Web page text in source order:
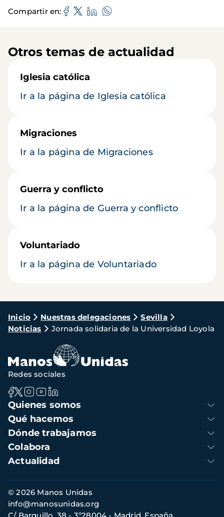
Compartir en
Otros temas de actualidad
Iglesia católica
Ir a la página de Iglesia católica
Migraciones
Ir a la página de Migraciones
Guerra y conflicto
Ir a la página de Guerra y conflicto
Voluntariado
Ir a la página de Voluntariado
Ruta
de
navegación
Inicio Nuestras delegaciones
Sevilla
Noticias
Jornada solidaria de la Universidad Loyola
Navegación
principal
Quienes somos
Qué hacemos
Dónde trabajamos
Colabora
Actualidad
Redes sociales
Información
de
contacto
© 2026 Manos Unidas
info@manosunidas.org